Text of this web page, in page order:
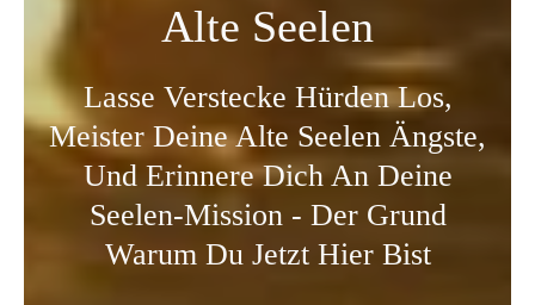
Alte Seelen
Lasse Verstecke Hürden Los,
Meister Deine Alte Seelen Ängste,
Und Erinnere Dich An Deine
Seelen-Mission - Der Grund
Warum Du Jetzt Hier Bist